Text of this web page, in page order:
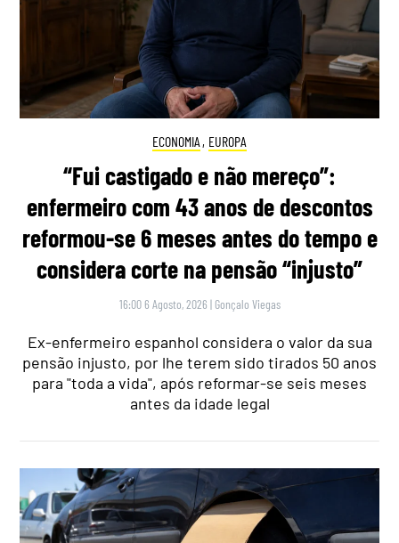
ECONOMIA , EUROPA
“Fui castigado e não mereço”:
enfermeiro com 43 anos de descontos
reformou-se 6 meses antes do tempo e
considera corte na pensão “injusto”
16:00 6 Agosto, 2026 | Gonçalo Viegas
Ex-enfermeiro espanhol considera o valor da sua
pensão injusto, por lhe terem sido tirados 50 anos
para "toda a vida", após reformar-se seis meses
antes da idade legal